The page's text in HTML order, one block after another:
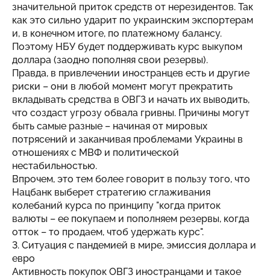
значительной приток средств от нерезидентов. Так
как это сильно ударит по украинским экспортерам
и, в конечном итоге, по платежному балансу.
Поэтому НБУ будет поддерживать курс выкупом
доллара (заодно пополняя свои резервы).
Правда, в привлечении иностранцев есть и другие
риски – они в любой момент могут прекратить
вкладывать средства в ОВГЗ и начать их выводить,
что создаст угрозу обвала гривны. Причины могут
быть самые разные – начиная от мировых
потрясений и заканчивая проблемами Украины в
отношениях с МВФ и политической
нестабильностью.
Впрочем, это тем более говорит в пользу того, что
Нацбанк выберет стратегию сглаживания
колебаний курса по принципу "когда приток
валюты – ее покупаем и пополняем резервы, когда
отток – то продаем, чтоб удержать курс".
3. Ситуация с пандемией в мире, эмиссия доллара и
евро
Активность покупок ОВГЗ иностранцами и такое